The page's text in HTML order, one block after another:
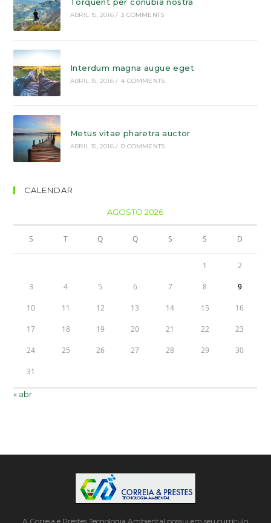
Torquent per conubia nostra
ABRIL 15, 2016 / 3 COMMENTS
Interdum magna augue eget
ABRIL 15, 2016 / 4 COMMENTS
Metus vitae pharetra auctor
ABRIL 15, 2016 / 0 COMMENTS
CALENDAR
AGOSTO 2026
S T Q Q S S D
1 2
3 4 5 6 7 8 9
10 11 12 13 14 15 16
17 18 19 20 21 22 23
24 25 26 27 28 29 30
31
« abr
A Correia e Prestes Tecnologia Ambiental possui em seu currículo